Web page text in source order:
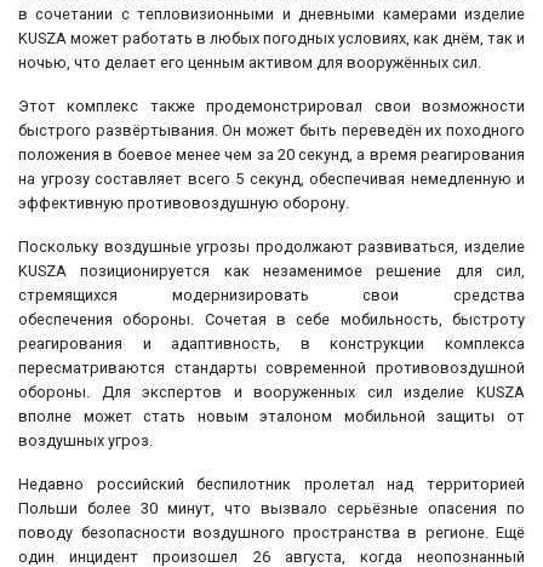
в сочетании с тепловизионными и дневными камерами изделие
KUSZA может работать в любых погодных условиях, как днём, так и
ночью, что делает его ценным активом для вооружённых сил.
Этот комплекс также продемонстрировал свои возможности
быстрого развёртывания. Он может быть переведён их походного
положения в боевое менее чем за 20 секунд, а время реагирования
на угрозу составляет всего 5 секунд, обеспечивая немедленную и
эффективную противовоздушную оборону.
Поскольку воздушные угрозы продолжают развиваться, изделие
KUSZA позиционируется как незаменимое решение для сил,
стремящихся модернизировать свои средства
обеспечения обороны. Сочетая в себе мобильность, быстроту
реагирования и адаптивность, в конструкции комплекса
пересматриваются стандарты современной противовоздушной
обороны. Для экспертов и вооруженных сил изделие KUSZA
вполне может стать новым эталоном мобильной защиты от
воздушных угроз.
Недавно российский беспилотник пролетал над территорией
Польши более 30 минут, что вызвало серьёзные опасения по
поводу безопасности воздушного пространства в регионе. Ещё
один инцидент произошел 26 августа, когда неопознанный